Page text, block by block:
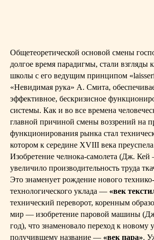
Общетеоретической основой смены
долгое время парадигмы, стали взгляды
школы с его ведущим принципом
«Невидимая рука» А. Смита,
эффективное, бескризисное
системы. Как и во все времена
главной причиной смены воззрений на
функционирования рынка стал
котором к середине XVIII века преуспела
Изобретение челнока-самолета (Дж.
увеличило производительность труда
Это знаменует рождение нового технико-
технологического уклада — «век
технический переворот, коренным
мир — изобретение паровой машины
год), что знаменовало переход к новому
получившему название — «век пара».